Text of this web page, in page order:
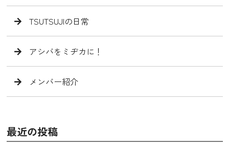
TSUTSUJIの日常
アシバをミヂカに！
メンバー紹介
最近の投稿